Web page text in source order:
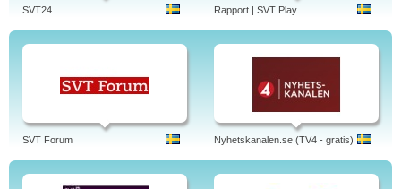
SVT24 Rapport | SVT Play
SVT Forum Nyhetskanalen.se (TV4 - gratis)